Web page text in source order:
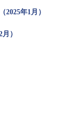
年1月）
）